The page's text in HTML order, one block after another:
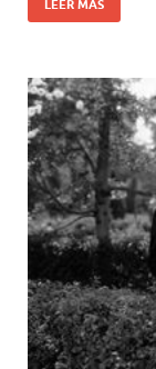
LEER MÁS